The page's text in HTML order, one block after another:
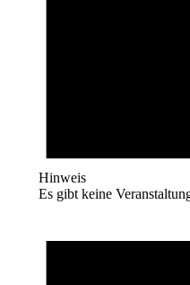
Hinweis
Es gibt keine